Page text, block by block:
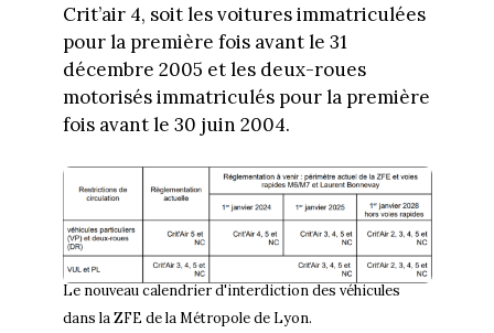
Crit’air 4, soit les voitures immatriculées
pour la première fois avant le 31
décembre 2005 et les deux-roues
motorisés immatriculés pour la première
fois avant le 30 juin 2004.
Le nouveau calendrier d'interdiction des véhicules
dans la ZFE de la Métropole de Lyon.